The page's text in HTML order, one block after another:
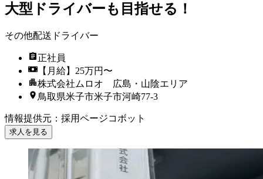
大型ドライバーも目指せる！
その他配送ドライバー
正社員
【月給】25万円〜
株式会社ムロオ 広島・山陰エリア
鳥取県米子市米子市河崎77-3
情報提供元 ： 採用ページコボット
求人を見る